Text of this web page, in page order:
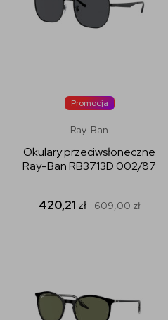
Promocja
Ray-Ban
Okulary przeciwsłoneczne
Ray-Ban RB3713D 002/87
420,21 zł 609,00zł